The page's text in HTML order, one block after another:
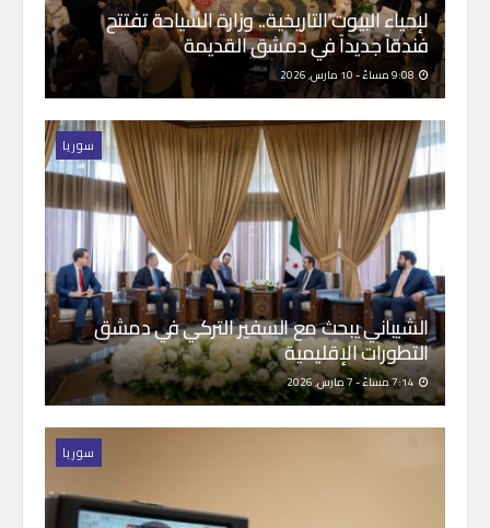
لإحياء البيوت التاريخية.. وزارة السياحة تفتتح
فندقاً جديداً في دمشق القديمة
9:08 مساءً - 10 مارس, 2026
سوريا
الشيباني يبحث مع السفير التركي في دمشق
التطورات الإقليمية
سوريا